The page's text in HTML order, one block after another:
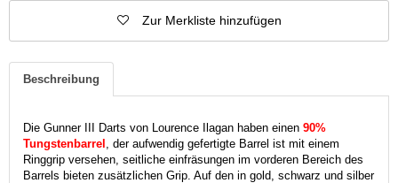
Zur Merkliste hinzufügen
Beschreibung
Die Gunner III Darts von Lourence Ilagan haben einen 90%
Tungstenbarrel , der aufwendig gefertigte Barrel ist mit einem
Ringgrip versehen, seitliche einfräsungen im vorderen Bereich des
Barrels bieten zusätzlichen Grip. Auf den in gold, schwarz und silber